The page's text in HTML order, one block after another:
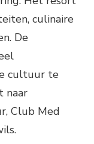
culinaire
De
cultuur te
naar
Club Med